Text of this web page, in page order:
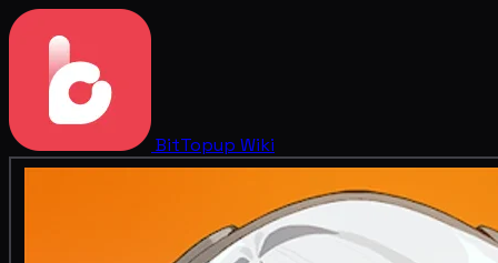
BitTopup Wiki